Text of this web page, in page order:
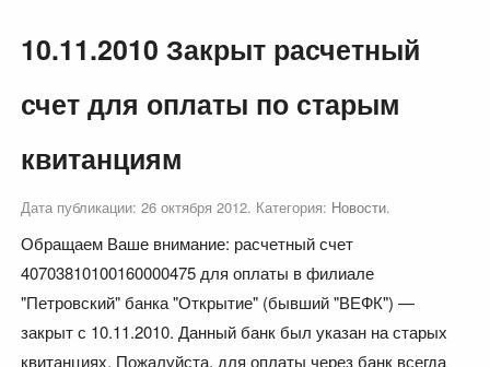
10.11.2010 Закрыт расчетный
счет для оплаты по старым
квитанциям
Дата публикации: 26 октября 2012. Категория: Новости.
Обращаем Ваше внимание: расчетный счет
40703810100160000475 для оплаты в филиале
"Петровский" банка "Открытие" (бывший "ВЕФК") —
закрыт с 10.11.2010. Данный банк был указан на старых
квитанциях. Пожалуйста, для оплаты через банк всегда